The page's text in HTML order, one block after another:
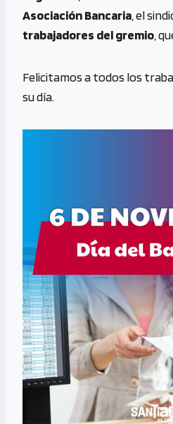
o
o
n
g
Li
n
a
m
s
A
p
Asociación Bancaria , el
trabajadores del gremio ,
Felicitamos a todos los
su día.